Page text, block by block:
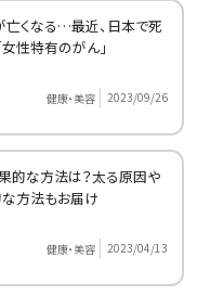
亡くなる…最近、日本で死
性特有のがん」
健康・美容 2023/09/26
的な方法は？太る原因や
な方法もお届け
健康・美容 2023/04/13